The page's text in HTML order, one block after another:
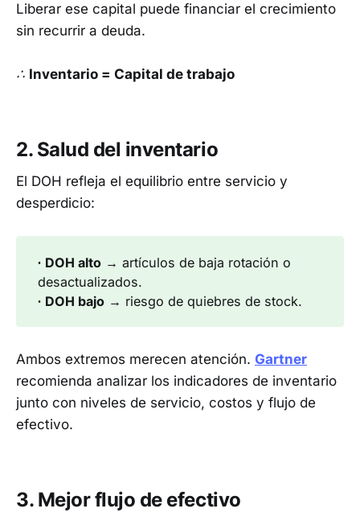
Liberar ese capital puede financiar el crecimiento
sin recurrir a deuda.
∴ Inventario = Capital de trabajo
2. Salud del inventario
El DOH refleja el equilibrio entre servicio y
desperdicio:
∙ DOH alto → artículos de baja rotación o
desactualizados.
∙ DOH bajo → riesgo de quiebres de stock.
Ambos extremos merecen atención. Gartner
recomienda analizar los indicadores de inventario
junto con niveles de servicio, costos y flujo de
efectivo.
3. Mejor flujo de efectivo